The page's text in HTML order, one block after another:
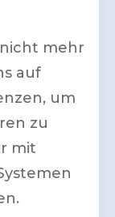
mehr
auf
um
zu
mit